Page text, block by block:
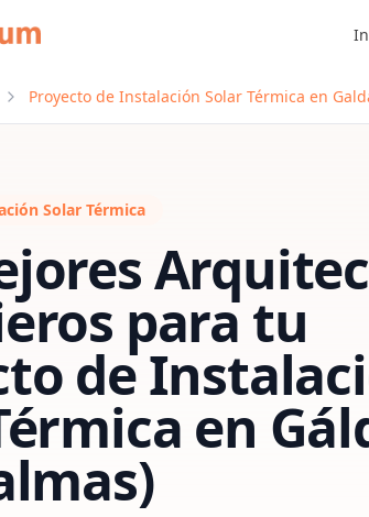
Proyecto de Instalación Solar Térmica en
Solar Térmica
para tu
de
en